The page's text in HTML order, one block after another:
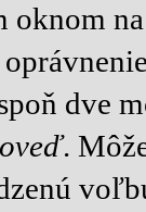
oknom
dve
.